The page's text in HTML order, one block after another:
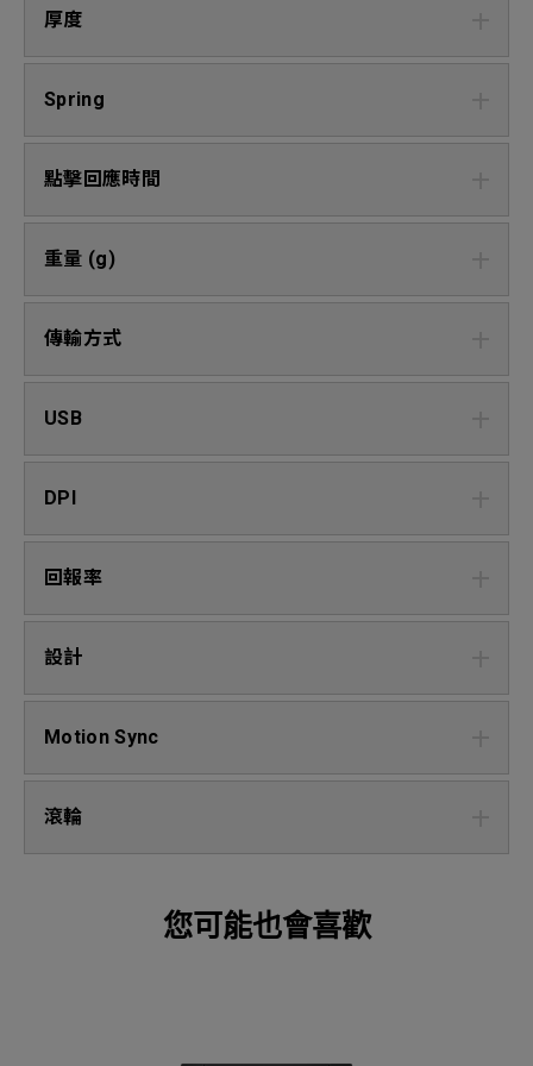
厚度
Spring
點擊回應時間
重量 (g)
傳輸方式
USB
DPI
回報率
設計
Motion Sync
滾輪
您可能也會喜歡